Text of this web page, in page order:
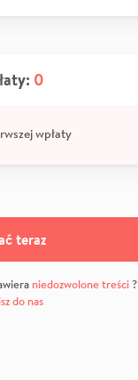
0
wpłaty
teraz
niedozwolone treści?
do nas